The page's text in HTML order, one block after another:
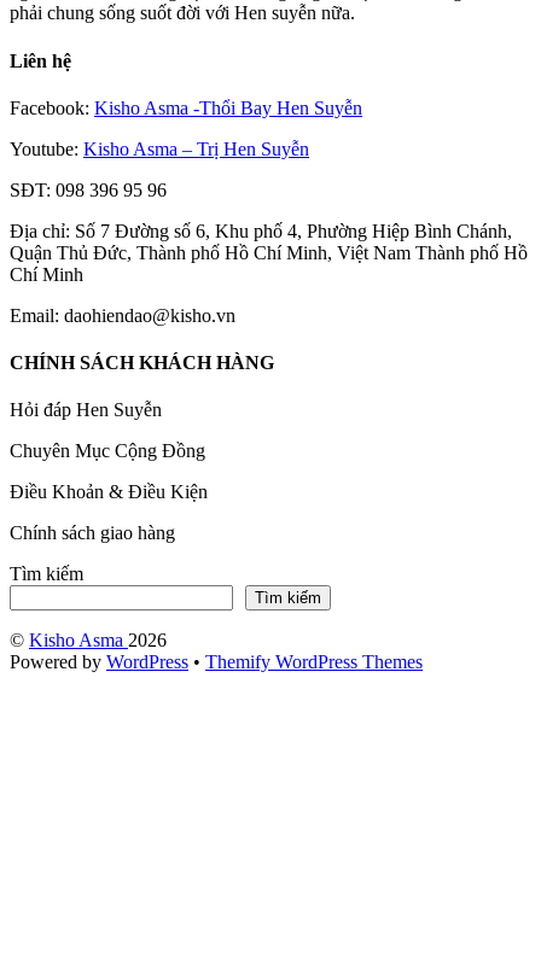
phải chung sống suốt đời với Hen suyễn nữa.
Liên hệ
Facebook: Kisho Asma -Thổi Bay Hen Suyễn
Youtube: Kisho Asma – Trị Hen Suyễn
SĐT: 098 396 95 96
Địa chỉ: Số 7 Đường số 6, Khu phố 4, Phường Hiệp Bình Chánh,
Quận Thủ Đức, Thành phố Hồ Chí Minh, Việt Nam Thành phố Hồ
Chí Minh
Email: daohiendao@kisho.vn
CHÍNH SÁCH KHÁCH HÀNG
Hỏi đáp Hen Suyễn
Chuyên Mục Cộng Đồng
Điều Khoản & Điều Kiện
Chính sách giao hàng
Tìm kiếm
Tìm kiếm
© Kisho Asma 2026
Powered by WordPress • Themify WordPress Themes